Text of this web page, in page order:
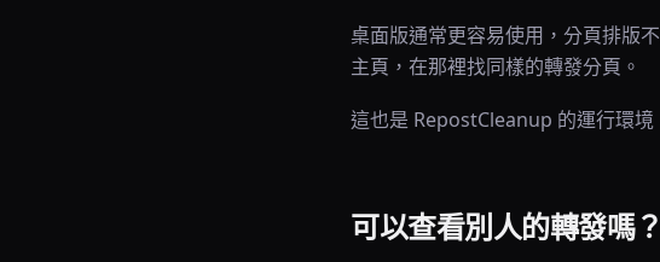
桌面版通常更容易使用，分頁排版
主頁，在那裡找同樣的轉發分頁。
這也是 RepostCleanup 的運行環
可以查看別人的轉發嗎？